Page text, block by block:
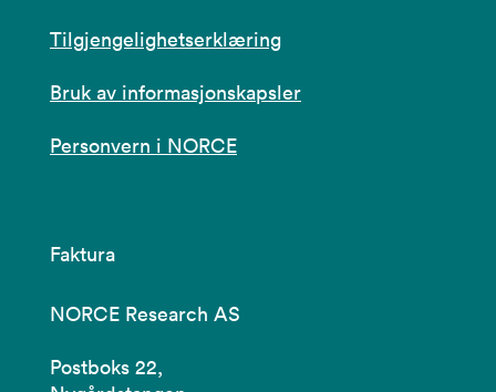
Tilgjengelighetserklæring
Bruk av informasjonskapsler
Personvern i NORCE
Faktura
NORCE Research AS
Postboks 22,